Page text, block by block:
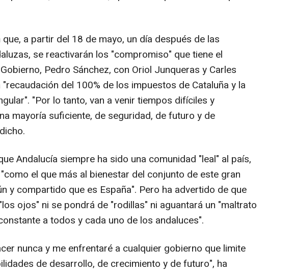
a partir del 18 de mayo, un día después de las
se reactivarán los "compromiso" que tiene el
Pedro Sánchez, con Oriol Junqueras y Carles
del 100% de los impuestos de Cataluña y la
"Por lo tanto, van a venir tiempos difíciles y
mayoría suficiente, de seguridad, de futuro y de
Andalucía siempre ha sido una comunidad "leal" al país,
el que más al bienestar del conjunto de este gran
y compartido que es España". Pero ha advertido de que
ojos" ni se pondrá de "rodillas" ni aguantará un "maltrato
a todos y cada uno de los andaluces".
nunca y me enfrentaré a cualquier gobierno que limite
de desarrollo, de crecimiento y de futuro", ha